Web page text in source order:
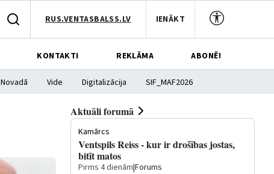
RUS.VENTASBALSS.LV IENĀKT
KONTAKTI REKLĀMA ABONĒ!
Novadā Vide Digitalizācija SIF_MAF2026
Aktuāli forumā
Kamārcs
Ventspils Reiss - kur ir drošības jostas,
bitīt matos
Pirms 4 dienām|Forums